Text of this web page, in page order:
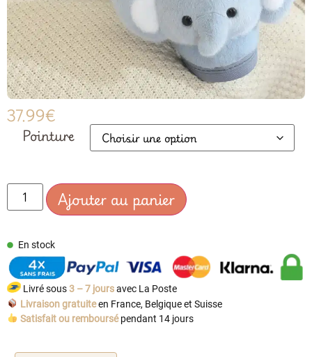
37.99€
Pointure
Ajouter au panier
En stock
Livré sous3 – 7 joursavec La Poste
Livraison gratuiteen France, Belgique et Suisse
Satisfait ou remboursépendant 14 jours